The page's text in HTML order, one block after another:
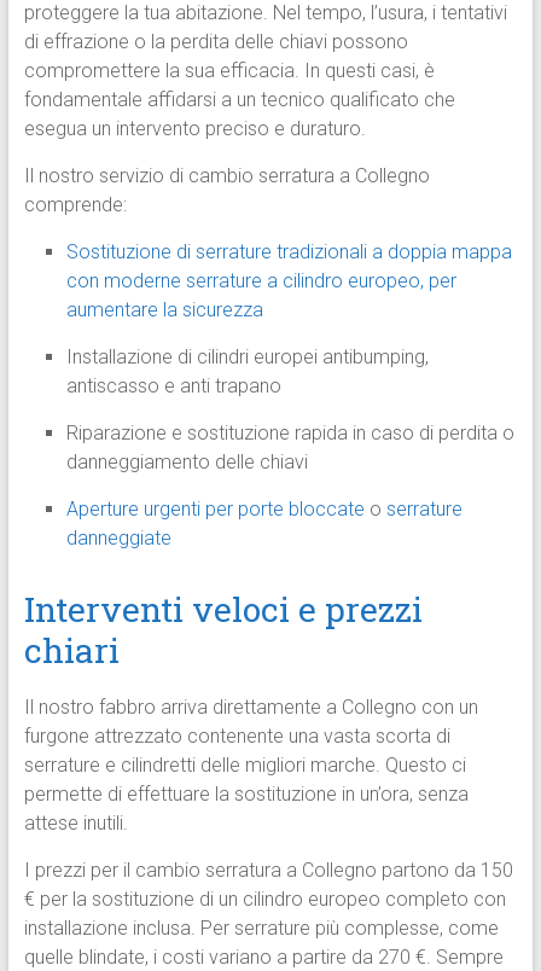
proteggere la tua abitazione. Nel tempo, l’usura, i tentativi
di effrazione o la perdita delle chiavi possono
compromettere la sua efficacia. In questi casi, è
fondamentale affidarsi a un tecnico qualificato che
esegua un intervento preciso e duraturo.
Il nostro servizio di cambio serratura a Collegno
comprende:
Sostituzione di serrature tradizionali a doppia mappa
con moderne serrature a cilindro europeo, per
aumentare la sicurezza
Installazione di cilindri europei antibumping,
antiscasso e anti trapano
Riparazione e sostituzione rapida in caso di perdita o
danneggiamento delle chiavi
Aperture urgenti per porte bloccate o serrature
danneggiate
Interventi veloci e prezzi
chiari
Il nostro fabbro arriva direttamente a Collegno con un
furgone attrezzato contenente una vasta scorta di
serrature e cilindretti delle migliori marche. Questo ci
permette di effettuare la sostituzione in un’ora, senza
attese inutili.
I prezzi per il cambio serratura a Collegno partono da 150
€ per la sostituzione di un cilindro europeo completo con
installazione inclusa. Per serrature più complesse, come
quelle blindate, i costi variano a partire da 270 €. Sempre